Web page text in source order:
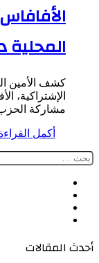
المحلية
كشف الأمين
الإشتراكية،
مشاركة الحزب
أكمل
البحث
أحدث المقالات